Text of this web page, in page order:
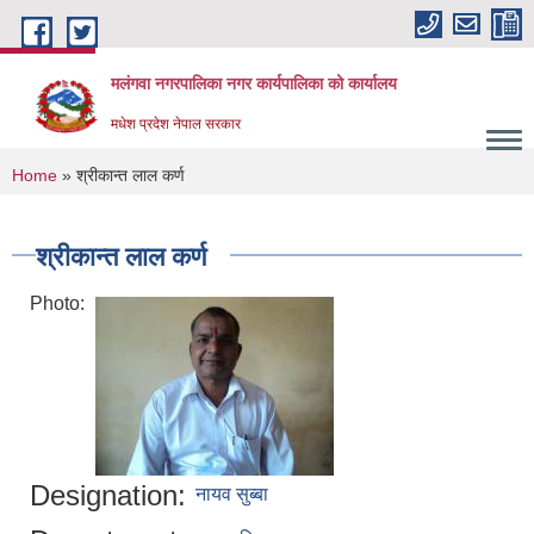
Skip to main content
मलंगवा नगरपालिका नगर कार्यपालिका को कार्यालय
मधेश प्रदेश नेपाल सरकार
You are here
Home » श्रीकान्त लाल कर्ण
श्रीकान्त लाल कर्ण
Photo:
Designation: नायव सुब्बा